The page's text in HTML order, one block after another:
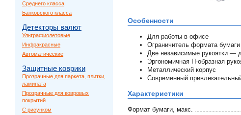
Среднего класса
Банковского класса
Детекторы валют
Ультрафиолетовые
Инфракрасные
Автоматические
Защитные коврики
Прозрачные для паркета, плитки,
ламината
Прозрачные для ковровых
покрытий
С рисунком
Особенности
Для работы в офисе
Ограничитель формата бумаги
Две независимые рукоятки —
Эргономичная П-образная
Металлический корпус
Современный
Характеристики
Формат бумаги, макс.